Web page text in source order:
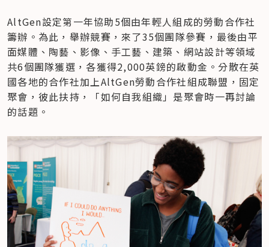
AltGen設定第一年協助5個由年輕人組成的勞動合作社
籌辦。為此，舉辦競賽，來了35個團隊參賽，最後由平
面媒體、陶藝、影像、手工藝、建築、網站設計等領域
共6個團隊獲選，各獲得2,000英鎊的啟動金。分散在英
國各地的合作社加上AltGen勞動合作社組成聯盟，固定
聚會，彼此扶持，「如何自我組織」是聚會時一再討論
的話題。